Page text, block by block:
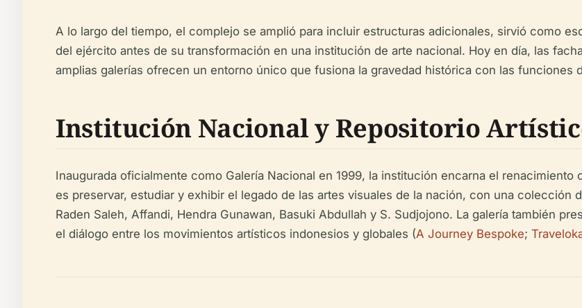
A lo largo del tiempo, el complejo se amplió para incluir estructuras adicionales, sirvió como
del ejército antes de su transformación en una institución de arte nacional. Hoy en día, las
amplias galerías ofrecen un entorno único que fusiona la gravedad histórica con las funciones
Institución Nacional y Repositorio
Inaugurada oficialmente como Galería Nacional en 1999, la institución encarna el
es preservar, estudiar y exhibir el legado de las artes visuales de la nación, con una colección
Raden Saleh, Affandi, Hendra Gunawan, Basuki Abdullah y S. Sudjojono. La galería también
el diálogo entre los movimientos artísticos indonesios y globales (A Journey Bespoke;